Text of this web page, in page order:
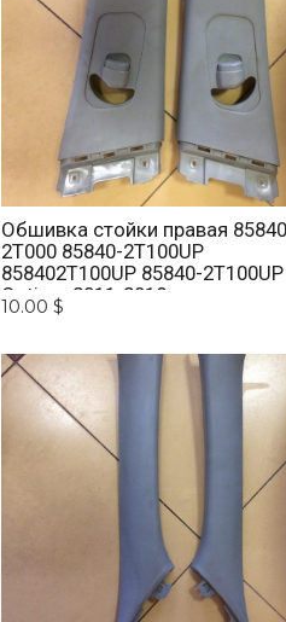
Обшивка стойки правая
2T000 85840-2T100UP
858402T100UP 85840-
Optima 2011-2018
10.00 $